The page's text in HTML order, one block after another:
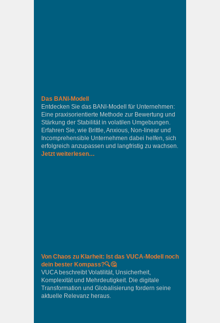
Das BANI-Modell
Entdecken Sie das BANI-Modell für Unternehmen:
Eine praxisorientierte Methode zur Bewertung und
Stärkung der Stabilität in volatilen Umgebungen.
Erfahren Sie, wie Brittle, Anxious, Non-linear und
Incomprehensible Unternehmen dabei helfen, sich
erfolgreich anzupassen und langfristig zu wachsen.
Jetzt weiterlesen…
Von Chaos zu Klarheit: Ist das VUCA-Modell noch
dein bester Kompass?🔍🤔
VUCA beschreibt Volatilität, Unsicherheit,
Komplexität und Mehrdeutigkeit. Die digitale
Transformation und Globalisierung fordern seine
aktuelle Relevanz heraus.